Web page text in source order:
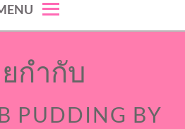
กำกับ
PUDDING BY